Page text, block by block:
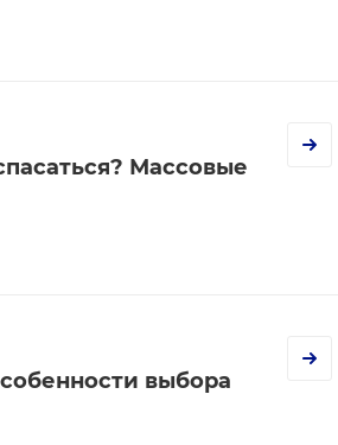
Массовые
выбора